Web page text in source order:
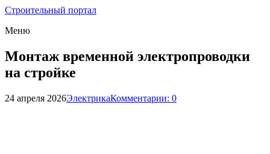
Строительный портал
Меню
Монтаж временной электропроводки
на стройке
24 апреля 2026ЭлектрикаКомментарии: 0